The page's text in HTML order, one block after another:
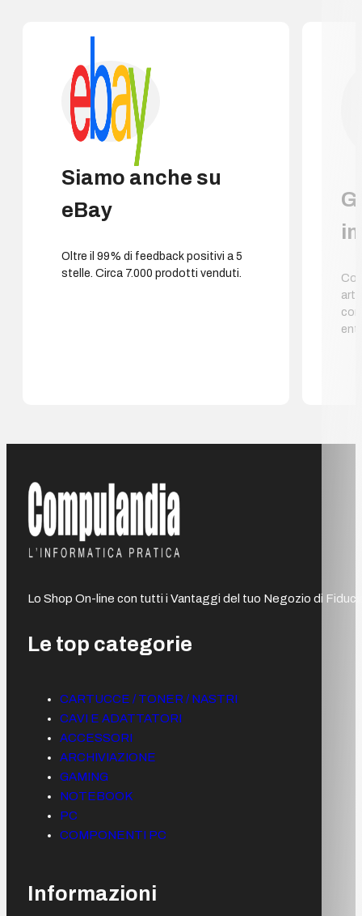
Siamo anche su
eBay
Oltre il 99% di feedback positivi a 5
stelle. Circa 7.000 prodotti venduti.
Lo Shop On-line con tutti i Vantaggi del tuo Negozio di
Le top categorie
CARTUCCE / TONER / NASTRI
CAVI E ADATTATORI
ACCESSORI
ARCHIVIAZIONE
GAMING
NOTEBOOK
PC
COMPONENTI PC
Informazioni